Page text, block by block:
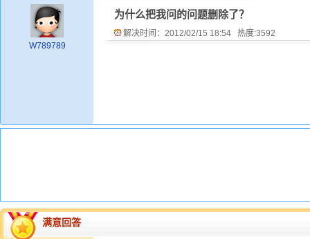
W789789
为什么把我问的问题删除了？
解决时间：2012/02/15 18:54 热度:3592
满意回答